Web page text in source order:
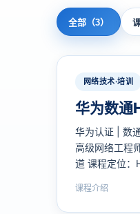
全部（3）
网络技术·培训
华为数通
华为认证 | 数
高级网络工程
道 课程定位
课程介绍